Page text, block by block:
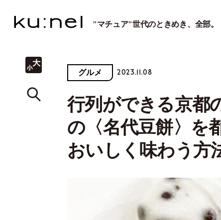
"マチュア"世代のときめき、全部。
グルメ 2023.11.08
行列ができる京都
の〈名代豆餅〉を
おいしく味わう方